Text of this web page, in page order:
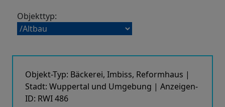
Objekttyp:
Objekt-Typ: Bäckerei, Imbiss, Reformhaus |
Stadt: Wuppertal und Umgebung | Anzeigen-
ID: RWI 486